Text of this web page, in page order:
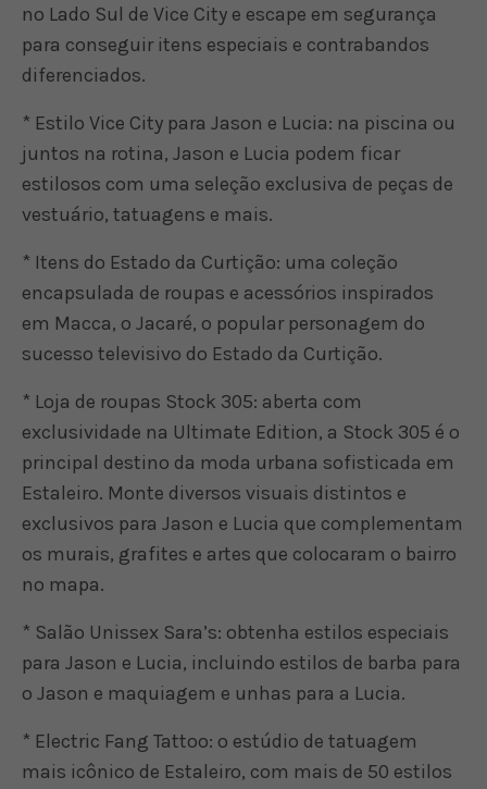
no Lado Sul de Vice City e escape em segurança
para conseguir itens especiais e contrabandos
diferenciados.
* Estilo Vice City para Jason e Lucia: na piscina ou
juntos na rotina, Jason e Lucia podem ficar
estilosos com uma seleção exclusiva de peças de
vestuário, tatuagens e mais.
* Itens do Estado da Curtição: uma coleção
encapsulada de roupas e acessórios inspirados
em Macca, o Jacaré, o popular personagem do
sucesso televisivo do Estado da Curtição.
* Loja de roupas Stock 305: aberta com
exclusividade na Ultimate Edition, a Stock 305 é o
principal destino da moda urbana sofisticada em
Estaleiro. Monte diversos visuais distintos e
exclusivos para Jason e Lucia que complementam
os murais, grafites e artes que colocaram o bairro
no mapa.
* Salão Unissex Sara’s: obtenha estilos especiais
para Jason e Lucia, incluindo estilos de barba para
o Jason e maquiagem e unhas para a Lucia.
* Electric Fang Tattoo: o estúdio de tatuagem
mais icônico de Estaleiro, com mais de 50 estilos